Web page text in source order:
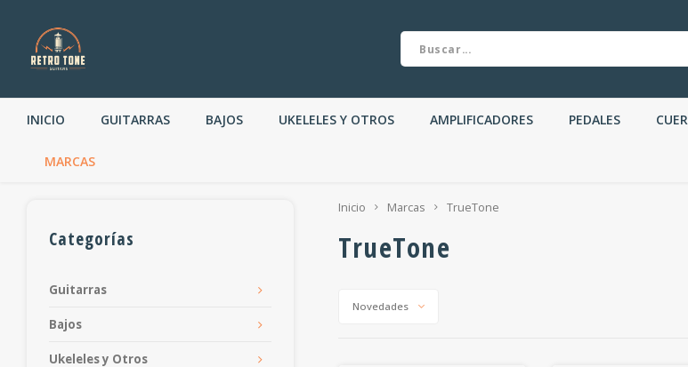
INICIO GUITARRAS BAJOS UKELELES Y OTROS AMPLIFICADORES PEDALES
MARCAS
Categorías
Guitarras
Bajos
Ukeleles y Otros
Inicio Marcas TrueTone
TrueTone
Novedades